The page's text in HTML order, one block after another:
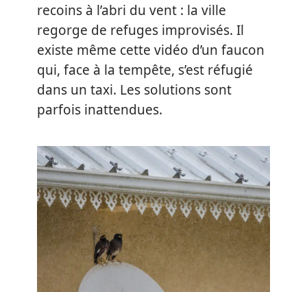
recoins à l’abri du vent : la ville
regorge de refuges improvisés. Il
existe même cette vidéo d’un faucon
qui, face à la tempête, s’est réfugié
dans un taxi. Les solutions sont
parfois inattendues.